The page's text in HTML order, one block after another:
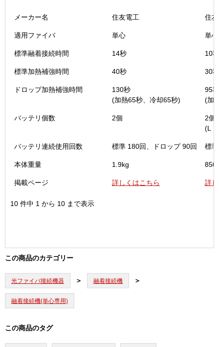
メーカー名 住友電工 住
適用ファイバ 単心 単心
標準融着接続時間 14秒 10秒
標準加熱補強時間 40秒 30秒
ドロップ加熱補強時間
130秒
(加熱65秒、冷却65秒)
95秒
(加
バッテリ個数 2個
2個
(L
バッテリ連続使用回数 標準 180回、ドロップ 90回 標
本体重量 1.9kg
掲載ページ 詳しくはこちら 詳
10 件中 1 から 10 まで表示
この商品のカテゴリー
光ファイバ接続機器 融着接続機
融着接続機(単心専用)
この商品のタグ